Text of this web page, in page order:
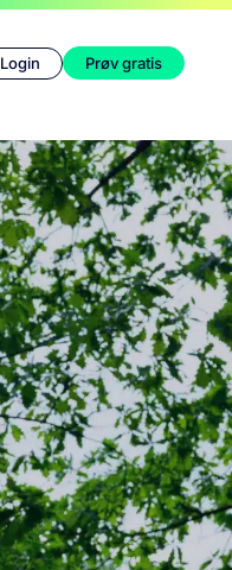
Login Prøv gratis